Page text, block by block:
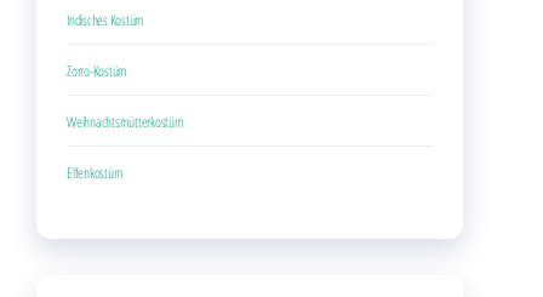
Indisches Kostüm
Zorro-Kostüm
Weihnachtsmütterkostüm
Elfenkostüm